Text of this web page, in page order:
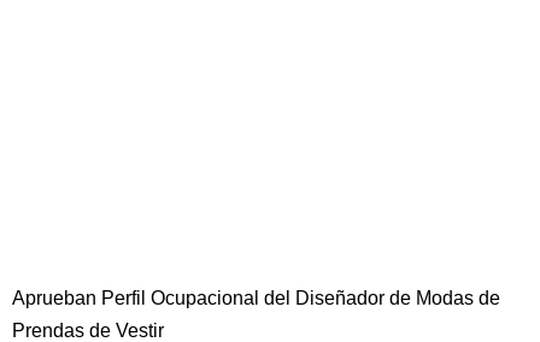
Aprueban Perfil Ocupacional del Diseñador de Modas de
Prendas de Vestir